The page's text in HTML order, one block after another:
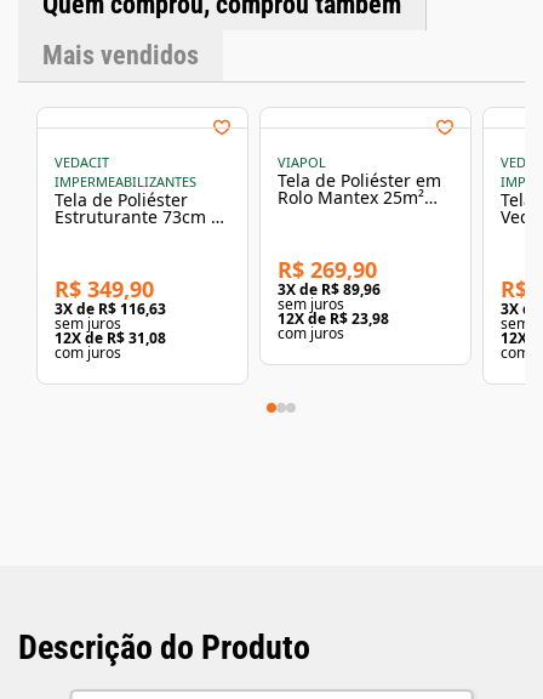
longe de fontes de calor.
Mais vendidos
VEDACIT
IMPERMEABILIZANTES
Tela de Poliéster
Estruturante 73cm x
R$ 349,90
3X de R$ 116,63
sem juros
12X de R$ 31,08
com juros
VIAPOL
Tela de Poliéster em
Rolo Mantex 25m²
R$ 269,90
3X de R$ 89,96
sem juros
12X de R$ 23,98
com juros
Tela
R$
3X de
sem
12X
com
Descrição do Produto